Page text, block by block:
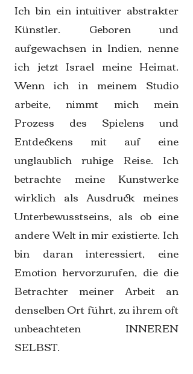
Ich bin ein intuitiver abstrakter
Künstler. Geboren und
aufgewachsen in Indien, nenne
ich jetzt Israel meine Heimat.
Wenn ich in meinem Studio
arbeite, nimmt mich mein
Prozess des Spielens und
Entdeckens mit auf eine
unglaublich ruhige Reise. Ich
betrachte meine Kunstwerke
wirklich als Ausdruck meines
Unterbewusstseins, als ob eine
andere Welt in mir existierte. Ich
bin daran interessiert, eine
Emotion hervorzurufen, die die
Betrachter meiner Arbeit an
denselben Ort führt, zu ihrem oft
unbeachteten INNEREN
SELBST.